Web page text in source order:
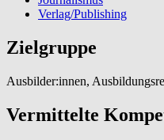
Verlag/Publishing
Zielgruppe
Ausbilder:innen,
Vermittelte